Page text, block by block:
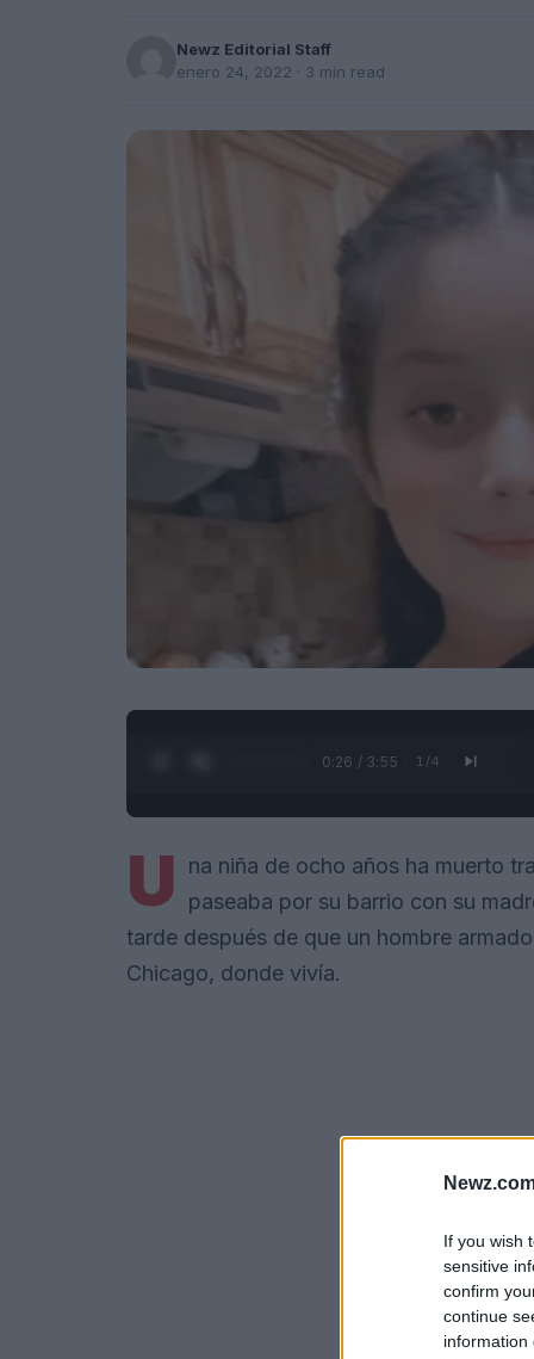
If you wish
sensitive
confirm
continue
information
Newz Editorial Staff
enero 24, 2022 · 3 min read
0:28 / 3:55 1 /4
U
na niña de ocho años ha muerto
paseaba por su barrio con su
tarde después de que un hombre
Chicago, donde vivía.